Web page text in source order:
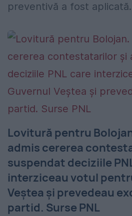
preventivă a fost
Lovitură pentru
admis cererea
suspendat deciziile
interziceau votul
Veștea și prevedeau
partid. Surse PNL